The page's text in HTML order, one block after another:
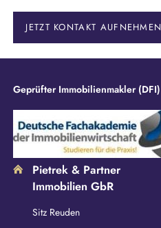
f
eJETZT KONTAKT AUFNEHMEN
Geprüfter Immobilienmakler (DFI)
Pietrek & Partner
Immobilien GbR
Sitz Reuden